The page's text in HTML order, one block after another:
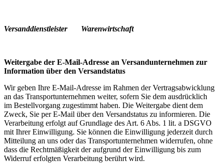
Versanddienstleister Warenwirtschaft
Weitergabe der E-Mail-Adresse an Versandunternehmen zur
Information über den Versandstatus
Wir geben Ihre E-Mail-Adresse im Rahmen der Vertragsabwicklung
an das Transportunternehmen weiter, sofern Sie dem ausdrücklich
im Bestellvorgang zugestimmt haben. Die Weitergabe dient dem
Zweck, Sie per E-Mail über den Versandstatus zu informieren. Die
Verarbeitung erfolgt auf Grundlage des Art. 6 Abs. 1 lit. a DSGVO
mit Ihrer Einwilligung. Sie können die Einwilligung jederzeit durch
Mitteilung an uns oder das Transportunternehmen widerrufen, ohne
dass die Rechtmäßigkeit der aufgrund der Einwilligung bis zum
Widerruf erfolgten Verarbeitung berührt wird.